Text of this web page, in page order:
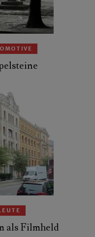
als Filmheld